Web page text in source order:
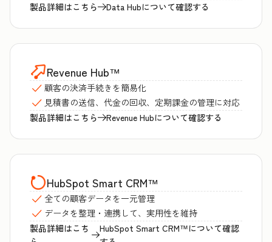
製品詳細はこちら
Data Hubについて確認する
Revenue Hub™
顧客の決済手続きを簡易化
見積書の送信、代金の回収、定期課金の管理に対応
製品詳細はこちら
Revenue Hubについて確認する
HubSpot Smart CRM™
全ての顧客データを一元管理
データを整理・連携して、実用性を維持
製品詳細はこち
HubSpot Smart CRM™について確認